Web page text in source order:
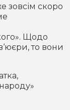
зовсім скоро
Щодо
то вони